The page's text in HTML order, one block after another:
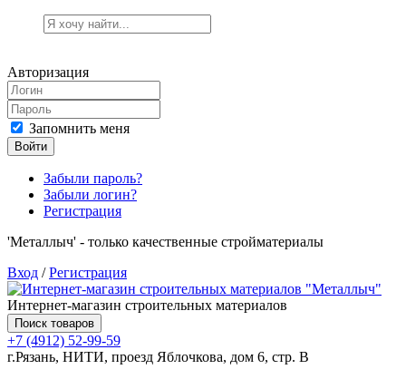
Авторизация
Запомнить меня
Войти
Забыли пароль?
Забыли логин?
Регистрация
'Металлыч' - только качественные стройматериалы
Вход /Регистрация
Интернет-магазин строительных материалов
Поиск товаров
+7 (4912) 52-99-59
г.Рязань, НИТИ, проезд Яблочкова, дом 6, стр. В